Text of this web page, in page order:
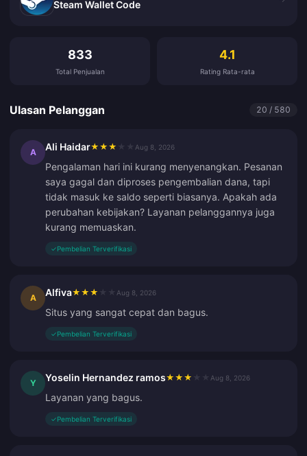
Steam Wallet Code
833
Total Penjualan
4.1
Rating Rata-rata
Ulasan Pelanggan 20 / 580
A Ali Haidar★ ★ ★ Aug 8, 2026
Pengalaman hari ini kurang menyenangkan. Pesanan
saya gagal dan diproses pengembalian dana, tapi
tidak masuk ke saldo seperti biasanya. Apakah ada
perubahan kebijakan? Layanan pelanggannya juga
kurang memuaskan.
✓Pembelian Terverifikasi
A Alfiva★ ★ ★ Aug 8, 2026
Situs yang sangat cepat dan bagus.
✓Pembelian Terverifikasi
Y Yoselin Hernandez ramos★ ★ ★ Aug 8, 2026
Layanan yang bagus.
✓Pembelian Terverifikasi